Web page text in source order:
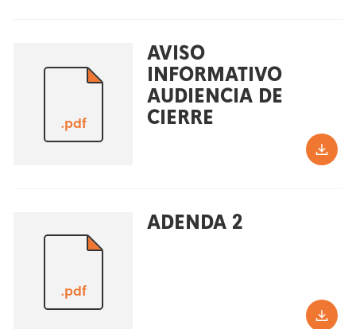
.pdf
AVISO
INFORMATIVO
AUDIENCIA DE
CIERRE
.pdf
ADENDA 2